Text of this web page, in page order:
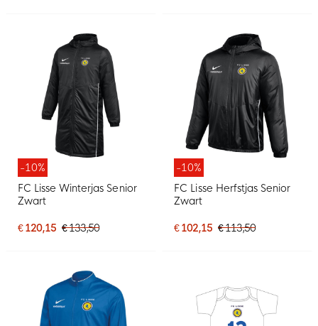
-10%
FC Lisse Winterjas Senior
Zwart
€ 120,15 € 133,50
-10%
FC Lisse Herfstjas Senior
Zwart
€ 102,15 € 113,50